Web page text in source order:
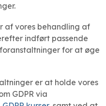
af vores behandling af
indført passende
for at øge
er at holde vores
GDPR via